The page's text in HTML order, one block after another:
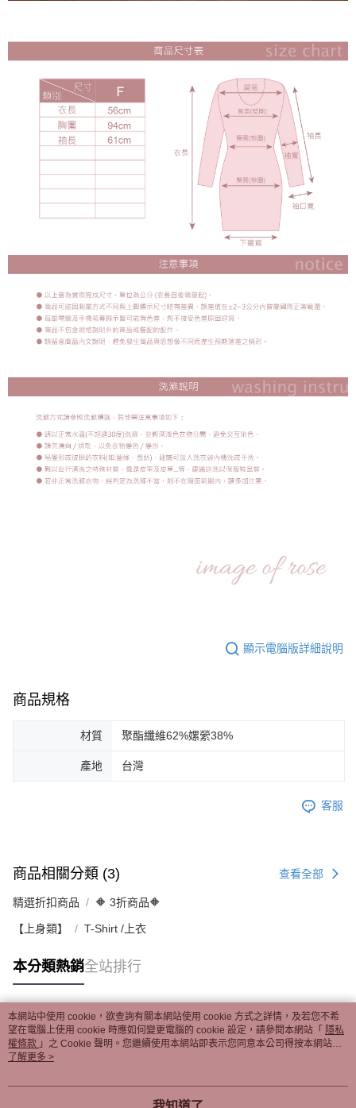
顯示電腦版詳細說明
商品規格
材質 聚酯纖維62%嫘縈38%
產地 台灣
客服
商品相關分類 (3) 查看全部
精選折扣商品 🔶 3折商品🔶
【上身類】 T-Shirt /上衣
本分類熱銷全站排行
熱門標籤
本網站中使用 cookie，欲查詢有關本網站使用 cookie 方式之詳情，及若您不希
望在電腦上使用 cookie 時應如何變更電腦的 cookie 設定，請參閱本網站「 隱私
權條款 」之 Cookie 聲明。您繼續使用本網站即表示您同意本公司得按本網站使
用條款之 Cookie 聲明使用 cookie。
了解更多 >